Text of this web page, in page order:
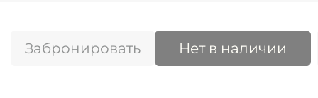
Забронировать Нет в наличии